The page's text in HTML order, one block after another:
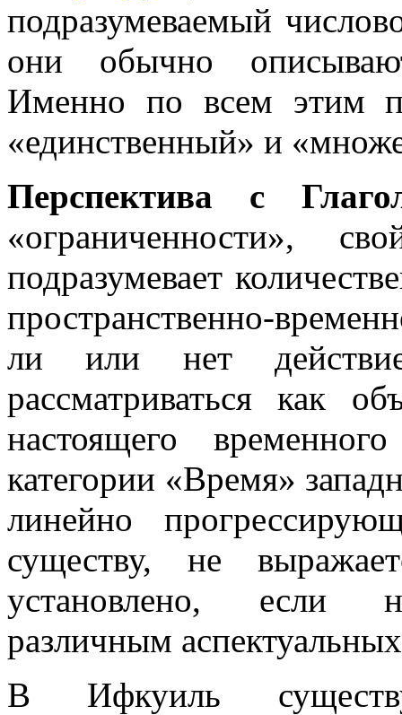
подразумеваемый
они обычно
Именно по всем этим
«единственный» и
Перспектива с
«ограниченности»,
подразумевает
пространственно-
ли или нет
рассматриваться как
настоящего
категории «Время»
линейно
существу, не
установлено, если
различным
В Ифкуиль